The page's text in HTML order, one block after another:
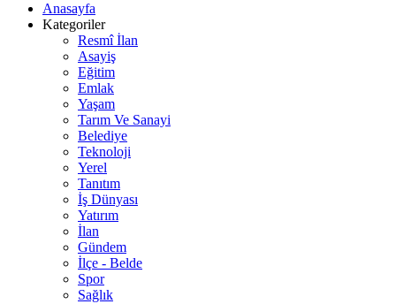
Anasayfa
Kategoriler
Resmî İlan
Asayiş
Eğitim
Emlak
Yaşam
Tarım Ve Sanayi
Belediye
Teknoloji
Yerel
Tanıtım
İş Dünyası
Yatırım
İlan
Gündem
İlçe - Belde
Spor
Sağlık